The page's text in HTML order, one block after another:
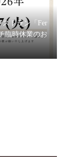
ストラン「Fer
臨時休業のお